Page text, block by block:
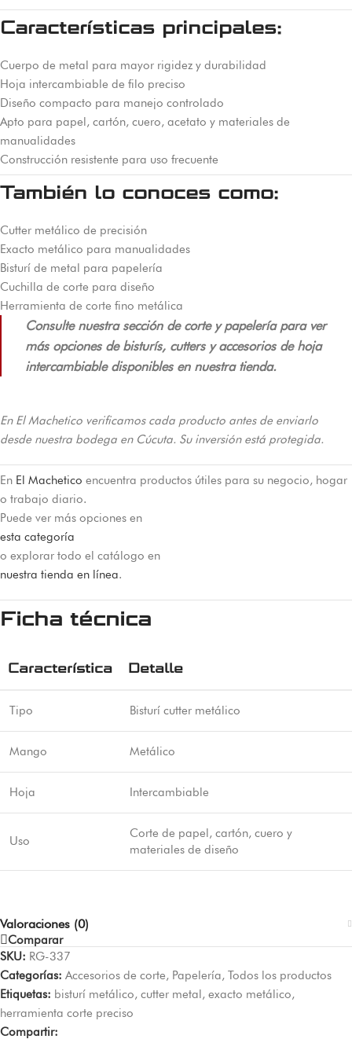
Características principales:
Cuerpo de metal para mayor rigidez y durabilidad
Hoja intercambiable de filo preciso
Diseño compacto para manejo controlado
Apto para papel, cartón, cuero, acetato y materiales de
manualidades
Construcción resistente para uso frecuente
También lo conoces como:
Cutter metálico de precisión
Exacto metálico para manualidades
Bisturí de metal para papelería
Cuchilla de corte para diseño
Herramienta de corte fino metálica
Consulte nuestra sección de corte y papelería para ver
más opciones de bisturís, cutters y accesorios de hoja
intercambiable disponibles en nuestra tienda.
En El Machetico verificamos cada producto antes de enviarlo
desde nuestra bodega en Cúcuta. Su inversión está protegida.
En El Machetico encuentra productos útiles para su negocio, hogar
o trabajo diario.
Puede ver más opciones en
esta categoría
o explorar todo el catálogo en
nuestra tienda en línea.
Ficha técnica
Característica Detalle
Tipo Bisturí cutter metálico
Mango Metálico
Hoja Intercambiable
Uso
Corte de papel, cartón, cuero y
materiales de diseño
Valoraciones (0)
Comparar
SKU: RG-337
Categorías: Accesorios de corte, Papelería, Todos los productos
Etiquetas: bisturí metálico, cutter metal, exacto metálico,
herramienta corte preciso
Compartir: